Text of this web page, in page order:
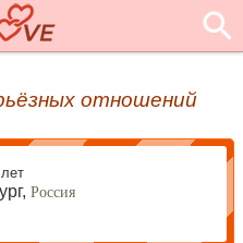
отношений
Россия